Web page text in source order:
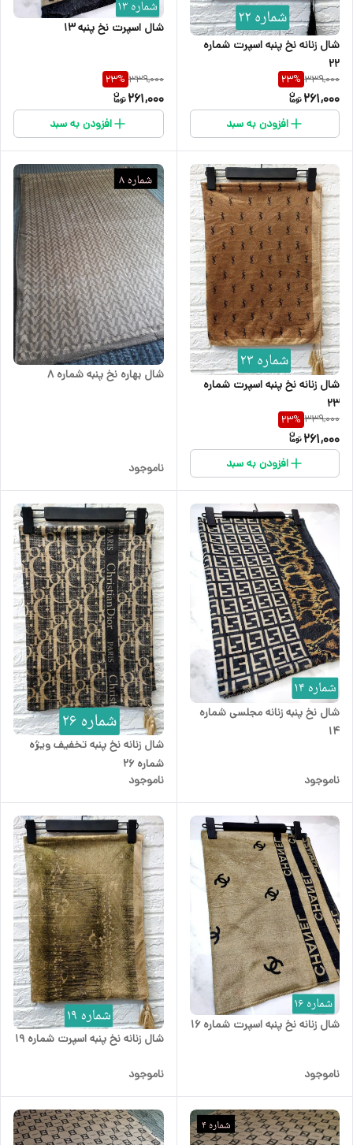
شال زنانه نخ پنبه اسپرت شماره
22
339,000
23%
261,000
افزودن به سبد
شال اسپرت نخ پنبه 13
339,000
23%
261,000
افزودن به سبد
شال زنانه نخ پنبه اسپرت شماره
23
339,000
23%
261,000
افزودن به سبد
شال بهاره نخ پنبه شماره 8
ناموجود
شال نخ پنبه زنانه مجلسی شماره
14
ناموجود
شال زنانه نخ پنبه تخفیف ویژه
شماره 26
ناموجود
شال زنانه نخ پنبه اسپرت شماره 16
ناموجود
شال زنانه نخ پنبه اسپرت شماره 19
ناموجود